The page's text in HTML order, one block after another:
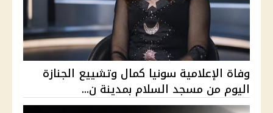
وفاة الإعلامية سونيا كمال وتشييع الجنازة
اليوم من مسجد السلام بمدينة ن...